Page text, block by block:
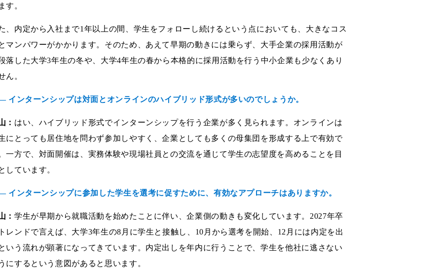
す。
、内定から入社まで1年以上の間、学生をフォローし続けるという点においても、大きなコス
マンパワーがかかります。そのため、あえて早期の動きには乗らず、大手企業の採用活動が
落した大学3年生の冬や、大学4年生の春から本格的に採用活動を行う中小企業も少なくあり
ん。
ンターンシップは対面とオンラインのハイブリッド形式が多いのでしょうか。
： はい、ハイブリッド形式でインターンシップを行う企業が多く見られます。オンラインは
にとっても居住地を問わず参加しやすく、企業としても多くの母集団を形成する上で有効で
一方で、対面開催は、実務体験や現場社員との交流を通じて学生の志望度を高めることを目
しています。
ンターンシップに参加した学生を選考に促すために、有効なアプローチはありますか。
： 学生が早期から就職活動を始めたことに伴い、企業側の動きも変化しています。2027年卒
レンドで言えば、大学3年生の8月に学生と接触し、10月から選考を開始、12月には内定を出
いう流れが顕著になってきています。内定出しを年内に行うことで、学生を他社に逃さない
にするという意図があると思います。